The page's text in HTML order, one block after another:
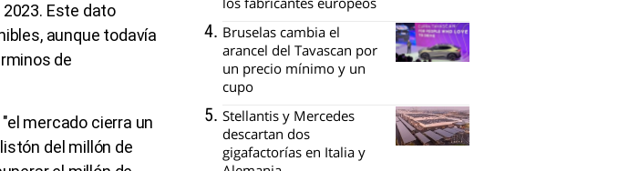
Este dato
aunque todavía
de
mercado cierra un
del millón de
Bruselas cambia el
arancel del Tavascan por
un precio mínimo y un
cupo
Stellantis y Mercedes
descartan dos
gigafactorías en Italia y